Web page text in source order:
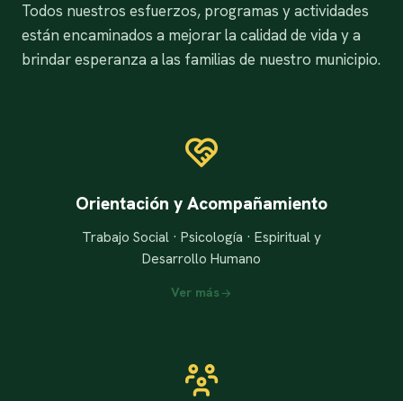
Todos nuestros esfuerzos, programas y actividades
están encaminados a mejorar la calidad de vida y a
brindar esperanza a las familias de nuestro municipio.
Orientación y Acompañamiento
Trabajo Social · Psicología · Espiritual y
Desarrollo Humano
Ver más